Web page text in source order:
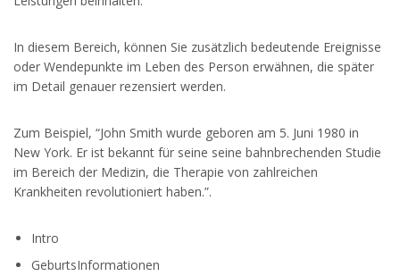
In diesem Bereich, können Sie zusätzlich bedeutende Ereignisse
oder Wendepunkte im Leben des Person erwähnen, die später
im Detail genauer rezensiert werden.
Zum Beispiel, “John Smith wurde geboren am 5. Juni 1980 in
New York. Er ist bekannt für seine seine bahnbrechenden Studie
im Bereich der Medizin, die Therapie von zahlreichen
Krankheiten revolutioniert haben.”.
Intro
GeburtsInformationen